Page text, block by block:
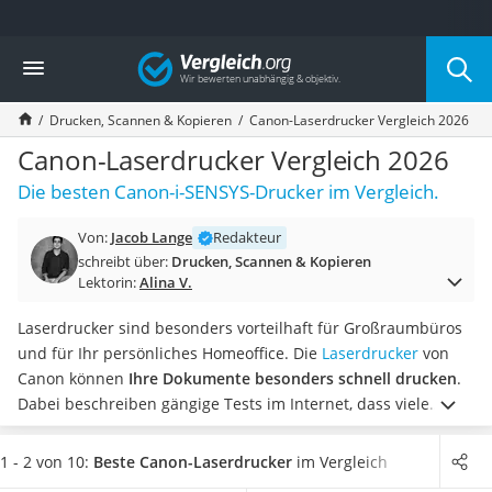
Die beliebtesten Vergleiche nach Kategorie
Elektronik
Powerstation
Monitor 32 Zoll 4K
Fernseher
Drucker
Desktop-PC
Diascanner
Laser-Multifunktionsdrucker
Powerstation mit Solarpanel
Gaming-PC
Soundbar
17-Zoll-Laptop
Satellitenschüssel
Gaming-Headset
Vergleich
Drucken, Scannen & Kopieren Canon-Laserdrucker Vergleich 2026
Canon-Laserdrucker Vergleich 2026
Die besten Canon-i-SENSYS-Drucker im Vergleich.
Von: Jacob Lange
Redakteur
schreibt über: Drucken, Scannen & Kopieren
Lektorin:Alina V.
Laserdrucker sind besonders vorteilhaft für Großraumbüros
und für Ihr persönliches Homeoffice. Die Laserdrucker von
Canon können Ihre Dokumente besonders schnell drucken.
Dabei beschreiben gängige Tests im Internet, dass viele
Geräte mit WLAN und somit kabellos verbunden werden
können. So ist es auch möglich, Dokumente mit Ihrem
1 - 2 von 10: Beste Canon-Laserdrucker im Vergleich